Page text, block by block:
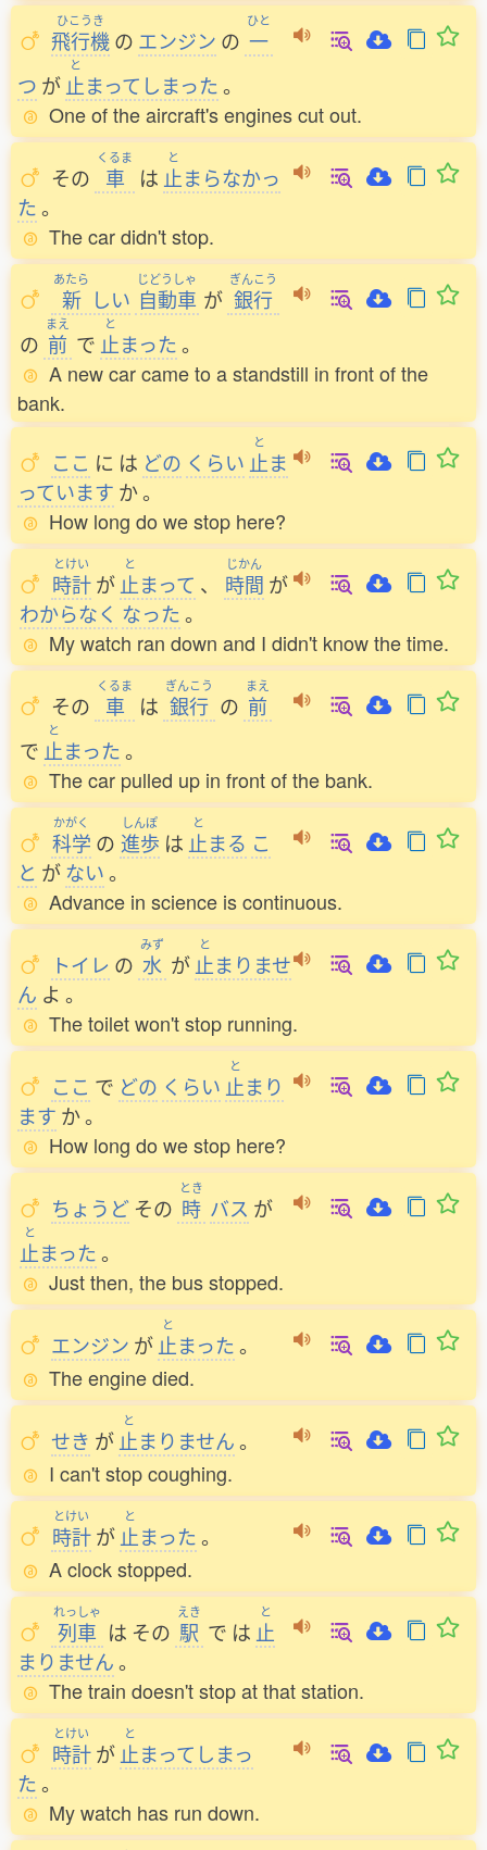
ひこうき
飛行機の エンジン の
ひと
一
つ が
と
止まってしまった。
One of the aircraft's engines cut out.
その
くるま
車 は
と
止まらなかっ
た。
The car didn't stop.
あたら
新 しい
じどうしゃ
自動車 が
ぎんこう
銀行
の
まえ
前 で
と
止まった。
A new car came to a standstill in front of the
bank.
ここ に は どの くらい
と
止ま
っています か。
How long do we stop here?
とけい
時計 が
と
止まって 、
じかん
時間 が
わからなく なった。
My watch ran down and I didn't know the time.
その
くるま
車 は
ぎんこう
銀行 の
まえ
前
で
と
止まった。
The car pulled up in front of the bank.
かがく
科学 の
しんぽ
進歩 は
と
止まる こ
と がない。
Advance in science is continuous.
トイレ の
みず
水 が
と
止まりませ
ん よ 。
The toilet won't stop running.
ここ で どの くらい
と
止まり
ます か。
How long do we stop here?
ちょうど その
とき
時 バス が
と
止まった。
Just then, the bus stopped.
エンジン が
と
止まった。
The engine died.
せき が
と
止まりません。
I can't stop coughing.
とけい
時計 が
と
止まった。
A clock stopped.
れっしゃ
列車 は その
えき
駅 で は
と
止
まりません。
The train doesn't stop at that station.
とけい
時計 が
と
止まってしまっ
た。
My watch has run down.